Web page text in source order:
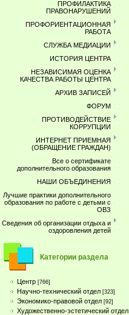
ПРОФИЛАКТИКА
ПРАВОНАРУШЕНИЙ
ПРОФОРИЕНТАЦИОННАЯ
РАБОТА
СЛУЖБА МЕДИАЦИИ
ИСТОРИЯ ЦЕНТРА
НЕЗАВИСИМАЯ ОЦЕНКА
КАЧЕСТВА РАБОТЫ ЦЕНТРА
АРХИВ ЗАПИСЕЙ
ФОРУМ
ПРОТИВОДЕЙСТВИЕ
КОРРУПЦИИ
ИНТЕРНЕТ ПРИЕМНАЯ
(ОБРАЩЕНИЕ ГРАЖДАН)
Все о сертификате
дополнительного образования
НАШИ ОБЪЕДИНЕНИЯ
Лучшие практики дополнительного
образования по работе с детьми с
ОВЗ
Сведения об организации отдыха и
оздоровления детей
Категории раздела
Центр [766]
Научно-технический отдел [323]
Экономико-правовой отдел [92]
Художественно-эстетический отдел